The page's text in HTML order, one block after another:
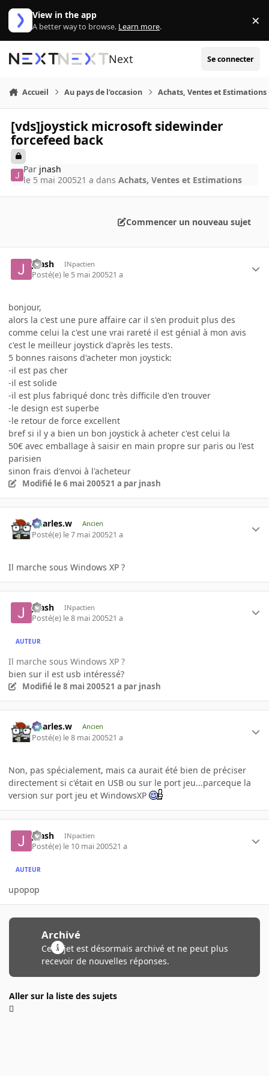
Aller au contenu
View in the app
A better way to browse. Learn more. ×
Next Se connecter
Accueil Au pays de l'occasion Achats, Ventes et Estimations
[vds]joystick microsoft sidewinder
forcefeed back
Par jnash
le 5 mai 200521 a dansAchats, Ventes et Estimations
Commencer un nouveau sujet
jnash INpactien
Posté(e) le 5 mai 200521 a
bonjour,
alors la c'est une pure affaire car il s'en produit plus des
comme celui la c'est une vrai rareté il est génial à mon avis
c'est le meilleur joystick d'après les tests.
5 bonnes raisons d'acheter mon joystick:
-il est pas cher
-il est solide
-il est plus fabriqué donc très difficile d'en trouver
-le design est superbe
-le retour de force excellent
bref si il y a bien un bon joystick à acheter c'est celui la
50€ avec emballage à saisir en main propre sur paris ou l'est
parisien
sinon frais d'envoi à l'acheteur
Modifié le 6 mai 200521 a par jnash
Charles.w Ancien
Posté(e) le 7 mai 200521 a
Il marche sous Windows XP ?
jnash INpactien
Posté(e) le 8 mai 200521 a
AUTEUR
Il marche sous Windows XP ?
bien sur il est usb intéressé?
Modifié le 8 mai 200521 a par jnash
Charles.w Ancien
Posté(e) le 8 mai 200521 a
Non, pas spécialement, mais ca aurait été bien de préciser
directement si c'était en USB ou sur le port jeu...parceque la
version sur port jeu et WindowsXP
jnash INpactien
Posté(e) le 10 mai 200521 a
AUTEUR
upopop
Archivé
Ce sujet est désormais archivé et ne peut plus
recevoir de nouvelles réponses.
Aller sur la liste des sujets